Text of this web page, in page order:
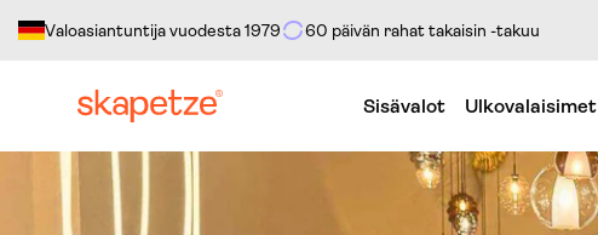
suoraan sisältöön
Valoasiantuntija vuodesta 1979 60 päivän rahat takaisin -takuu
Sisävalot Ulkovalaisimet